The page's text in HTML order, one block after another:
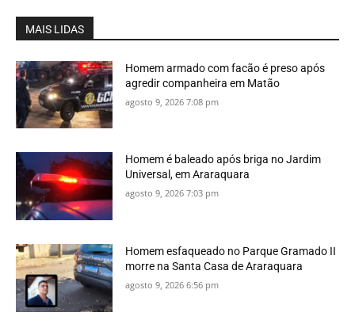
MAIS LIDAS
Homem armado com facão é preso após
agredir companheira em Matão
agosto 9, 2026 7:08 pm
Homem é baleado após briga no Jardim
Universal, em Araraquara
agosto 9, 2026 7:03 pm
Homem esfaqueado no Parque Gramado II
morre na Santa Casa de Araraquara
agosto 9, 2026 6:56 pm